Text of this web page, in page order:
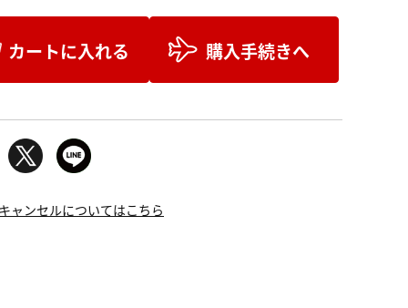
カートに入れる 購入手続きへ
ャンセルについてはこちら